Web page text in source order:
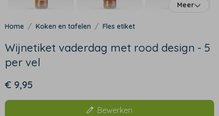
Meer
Koken en tafelen Fles etiket
Wijnetiket vaderdag met rood design - 5
per vel
€ 9,95
Bewerken